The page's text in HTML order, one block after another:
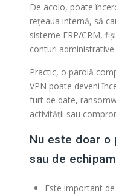
De acolo, poate
rețeaua internă, să
sisteme ERP/CRM,
conturi administrative.
Practic, o parolă
VPN poate deveni
furt de date,
activității sau
Nu este doar o
sau de
Este important